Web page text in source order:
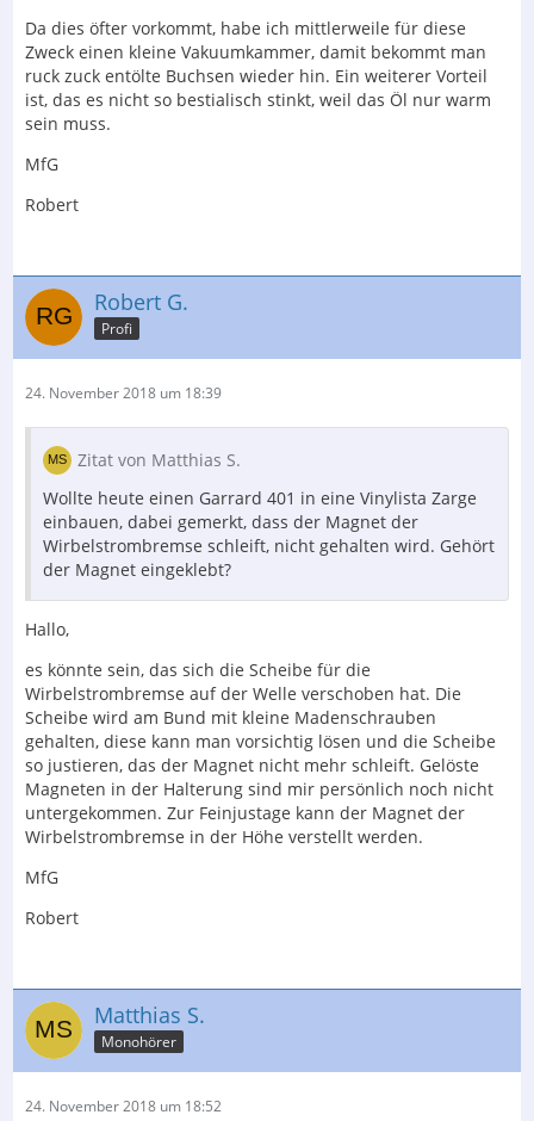
Da dies öfter vorkommt, habe ich mittlerweile für diese
Zweck einen kleine Vakuumkammer, damit bekommt man
ruck zuck entölte Buchsen wieder hin. Ein weiterer Vorteil
ist, das es nicht so bestialisch stinkt, weil das Öl nur warm
sein muss.
MfG
Robert
Robert G.
Profi
24. November 2018 um 18:39
Zitat von Matthias S.
Wollte heute einen Garrard 401 in eine Vinylista Zarge
einbauen, dabei gemerkt, dass der Magnet der
Wirbelstrombremse schleift, nicht gehalten wird. Gehört
der Magnet eingeklebt?
Hallo,
es könnte sein, das sich die Scheibe für die
Wirbelstrombremse auf der Welle verschoben hat. Die
Scheibe wird am Bund mit kleine Madenschrauben
gehalten, diese kann man vorsichtig lösen und die Scheibe
so justieren, das der Magnet nicht mehr schleift. Gelöste
Magneten in der Halterung sind mir persönlich noch nicht
untergekommen. Zur Feinjustage kann der Magnet der
Wirbelstrombremse in der Höhe verstellt werden.
MfG
Robert
Matthias S.
Monohörer
24. November 2018 um 18:52